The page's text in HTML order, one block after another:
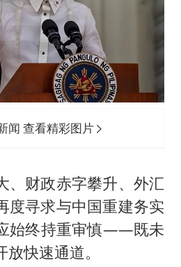
闻 查看精彩图片
、财政赤字攀升、外汇
度寻求与中国重建务实
始终持重审慎——既未
快速通道。